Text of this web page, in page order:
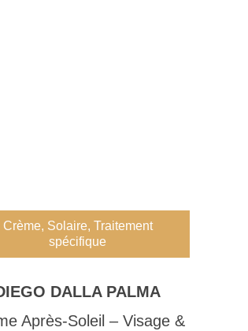
Crème, Solaire, Traitement
spécifique
DALLA PALMA
Après-Soleil – Visage &